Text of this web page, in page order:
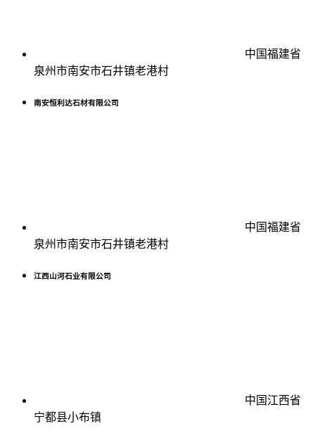
中国福建省
泉州市南安市石井镇老港村
南安恒利达石材有限公司
中国福建省
泉州市南安市石井镇老港村
江西山河石业有限公司
中国江西省
宁都县小布镇